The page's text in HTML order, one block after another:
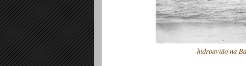
hidroavião na